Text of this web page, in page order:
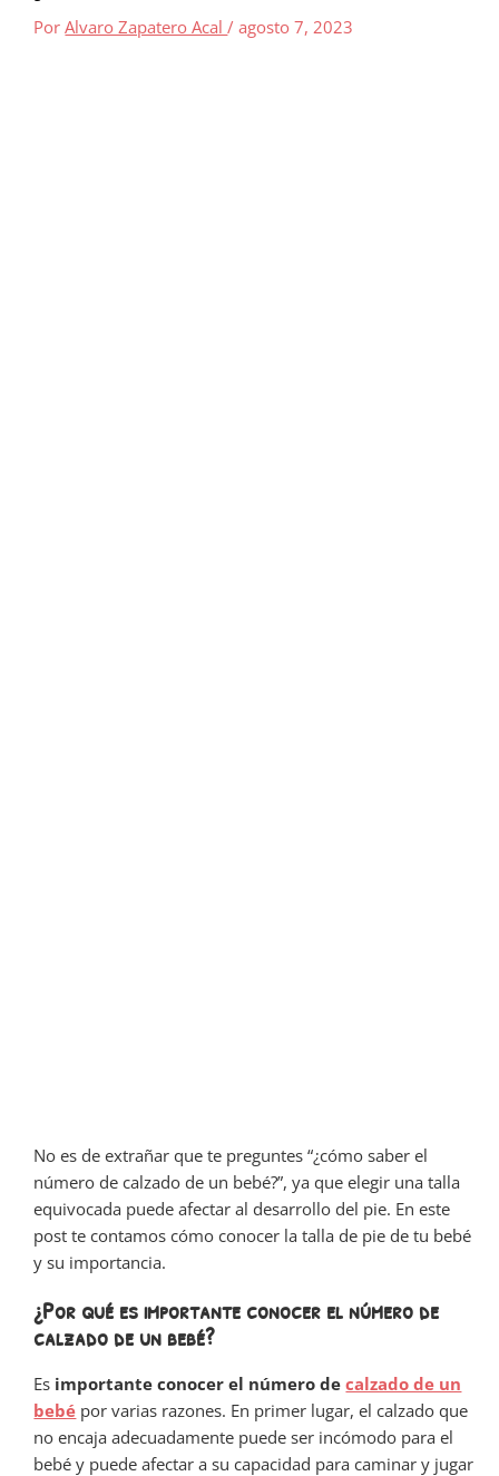
PorAlvaro Zapatero Acal/agosto 7, 2023
No es de extrañar que te preguntes “¿cómo saber el
número de calzado de un bebé?”, ya que elegir una talla
equivocada puede afectar al desarrollo del pie. En este
post te contamos cómo conocer la talla de pie de tu bebé
y su importancia.
¿Por qué es importante conocer el número de
calzado de un bebé?
Es importante conocer el número decalzado de un
bebé por varias razones. En primer lugar, el calzado que
no encaja adecuadamente puede ser incómodo para el
bebé y puede afectar a su capacidad para caminar y jugar